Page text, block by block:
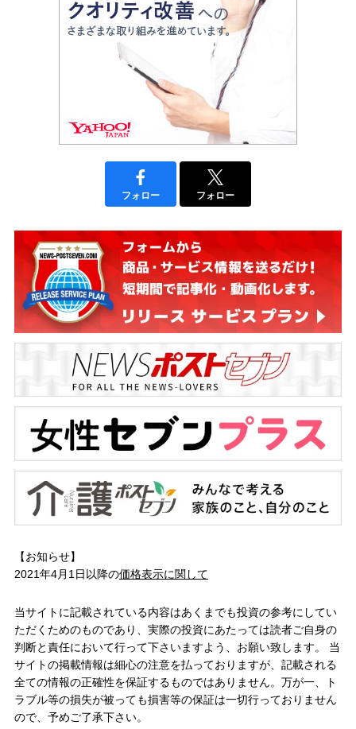
フォロー フォロー
【お知らせ】
2021年4月1日以降の価格表示に関して
当サイトに記載されている内容はあくまでも投資の参考にしてい
ただくためのものであり、実際の投資にあたっては読者ご自身の
判断と責任において行って下さいますよう、お願い致します。 当
サイトの掲載情報は細心の注意を払っておりますが、記載される
全ての情報の正確性を保証するものではありません。万が一、ト
ラブル等の損失が被っても損害等の保証は一切行っておりません
ので、予めご了承下さい。